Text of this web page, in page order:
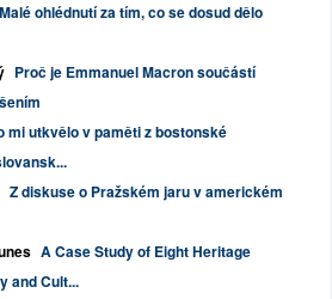
Malé ohlédnutí za tím, co se dosud dělo
Proč je Emmanuel Macron součástí
mi utkvělo v paměti z bostonské
Z diskuse o Pražském jaru v americkém
A Case Study of Eight Heritage
and Cult...